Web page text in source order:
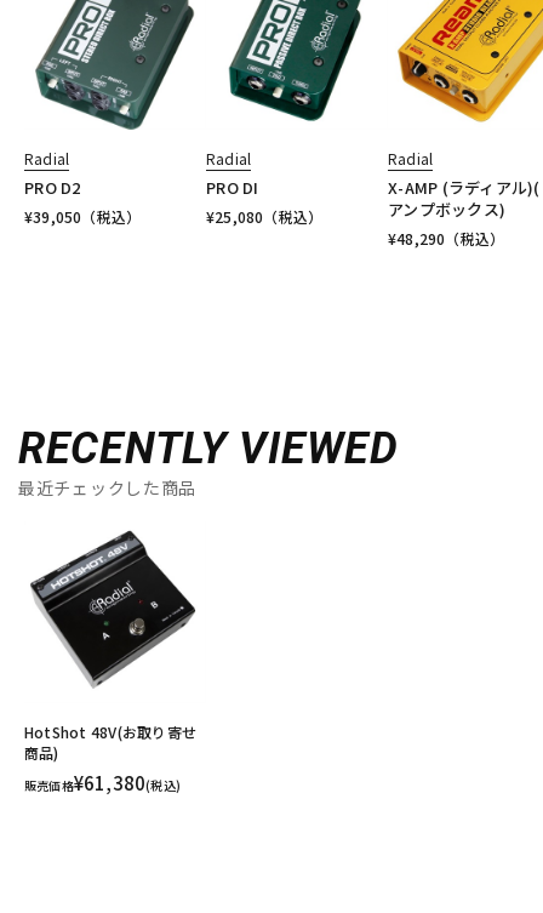
Radial
PRO D2
¥39,050 （税込）
Radial
PRO DI
¥25,080 （税込）
Radial
X-AMP (ラディアル
アンプボックス)
¥48,290 （税込）
RECENTLY VIEWED
最近チェックした商品
HotShot 48V(お取り寄せ
商品)
販売価格¥61,380(税込)